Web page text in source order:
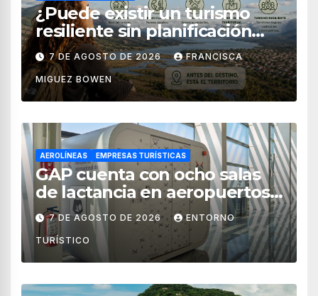
¿Puede existir un turismo
resiliente sin planificación
territorial?
7 DE AGOSTO DE 2026 FRANCISCA
MIGUEZ BOWEN
AEROLÍNEAS EMPRESAS TURÍSTICAS
GAP cuenta con ocho salas
de lactancia en aeropuertos
de México
7 DE AGOSTO DE 2026 ENTORNO
TURÍSTICO